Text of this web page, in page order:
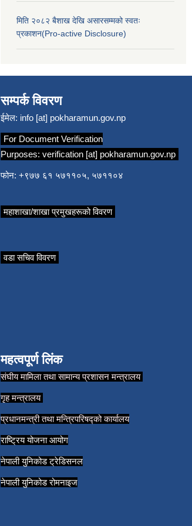
मिति २०८२ बैशाख देखि असारसम्मको स्वतः
प्रकाशन(Pro-active Disclosure)
सम्पर्क विवरण
ईमेल: info [at] pokharamun.gov.np
For Document Verification
Purposes: verification [at] pokharamun.gov.np
फोन: +९७७ ६१ ५७११०५, ५७११०४
महाशाखा/शाखा प्रमुखहरूको विवरण
वडा सचिव विवरण
महत्वपूर्ण लिंक
संघीय मामिला तथा सामान्य प्रशासन मन्त्रालय
गृह मन्त्रालय
प्रधानमन्त्री तथा मन्त्रिपरिषद्को कार्यालय
राष्ट्रिय योजना आयोग
नेपाली युनिकोड ट्रेडिसनल
नेपाली युनिकोड रोमनाइज